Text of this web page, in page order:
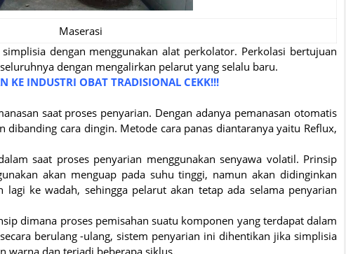
Maserasi
dengan menggunakan alat perkolator. Perkolasi bertujuan
dengan mengalirkan pelarut yang selalu baru.
KE INDUSTRI OBAT TRADISIONAL CEKK!!!
saat proses penyarian. Dengan adanya pemanasan otomatis
dibanding cara dingin. Metode cara panas diantaranya yaitu Reflux,
saat proses penyarian menggunakan senyawa volatil. Prinsip
akan menguap pada suhu tinggi, namun akan didinginkan
lagi ke wadah, sehingga pelarut akan tetap ada selama penyarian
dimana proses pemisahan suatu komponen yang terdapat dalam
berulang -ulang, sistem penyarian ini dihentikan jika simplisia